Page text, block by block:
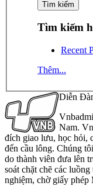
Tìm kiếm
Recent
Thêm...
Diễn
Nam.
đích giao lưu, học hỏi,
đến cầu lông. Chúng
do thành viên đưa lên
soát chặt chẽ các
nghiệm, chờ giấy